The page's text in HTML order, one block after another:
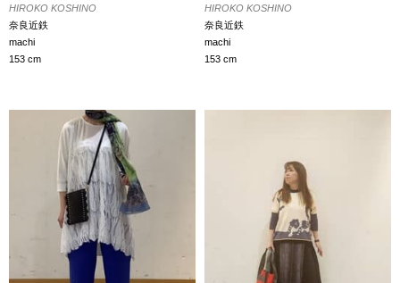
HIROKO KOSHINO
奈良近鉄
machi
153 cm
HIROKO KOSHINO
奈良近鉄
machi
153 cm